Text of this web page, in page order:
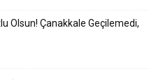
Olsun! Çanakkale Geçilemedi,